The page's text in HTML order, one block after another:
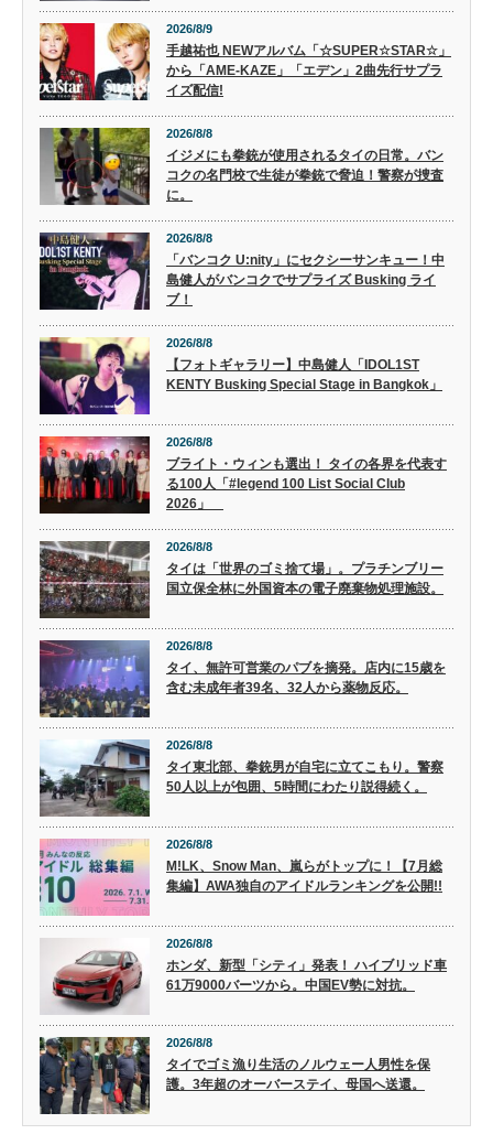
2026/8/9
手越祐也 NEWアルバム「☆SUPER☆STAR☆」
から「AME-KAZE」「エデン」2曲先行サプラ
イズ配信!
2026/8/8
イジメにも拳銃が使用されるタイの日常。バン
コクの名門校で生徒が拳銃で脅迫！警察が捜査
に。
2026/8/8
「バンコク U:nity」にセクシーサンキュー！中
島健人がバンコクでサプライズ Busking ライ
ブ！
2026/8/8
【フォトギャラリー】中島健人「IDOL1ST
KENTY Busking Special Stage in Bangkok」
2026/8/8
ブライト・ウィンも選出！ タイの各界を代表す
る100人「#legend 100 List Social Club
2026」
2026/8/8
タイは「世界のゴミ捨て場」。プラチンブリー
国立保全林に外国資本の電子廃棄物処理施設。
2026/8/8
タイ、無許可営業のパブを摘発。店内に15歳を
含む未成年者39名、32人から薬物反応。
2026/8/8
タイ東北部、拳銃男が自宅に立てこもり。警察
50人以上が包囲、5時間にわたり説得続く。
2026/8/8
M!LK、Snow Man、嵐らがトップに！【7月総
集編】AWA独自のアイドルランキングを公開!!
2026/8/8
ホンダ、新型「シティ」発表！ ハイブリッド車
61万9000バーツから。中国EV勢に対抗。
2026/8/8
タイでゴミ漁り生活のノルウェー人男性を保
護。3年超のオーバーステイ、母国へ送還。